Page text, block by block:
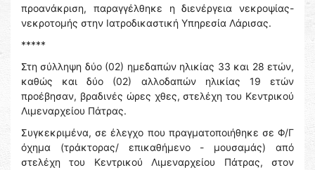
προανάκριση, παραγγέλθηκε η διενέργεια νεκροψίας-
νεκροτομής στην Ιατροδικαστική Υπηρεσία Λάρισας.
*****
Στη σύλληψη δύο (02) ημεδαπών ηλικίας 33 και 28 ετών,
καθώς και δύο (02) αλλοδαπών ηλικίας 19 ετών
προέβησαν, βραδινές ώρες χθες, στελέχη του Κεντρικού
Λιμεναρχείου Πάτρας.
Συγκεκριμένα, σε έλεγχο που πραγματοποιήθηκε σε Φ/Γ
όχημα (τράκτορας/ επικαθήμενο - μουσαμάς) από
στελέχη του Κεντρικού Λιμεναρχείου Πάτρας, στον